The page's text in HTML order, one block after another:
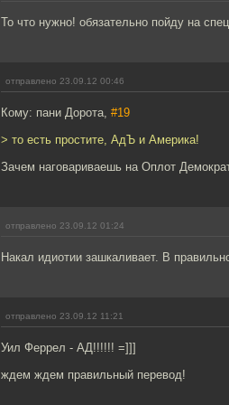
То что нужно! обязательно пойду на
отправлено 23.09.12 00:46
Кому: пани Дорота, #19
> то есть простите, АдЪ и Америка!
Зачем наговариваешь на Оплот
отправлено 23.09.12 01:24
Накал идиотии зашкаливает. В
отправлено 23.09.12 11:21
Уил Феррел - АД!!!!!! =]]]
ждем ждем правильный перевод!